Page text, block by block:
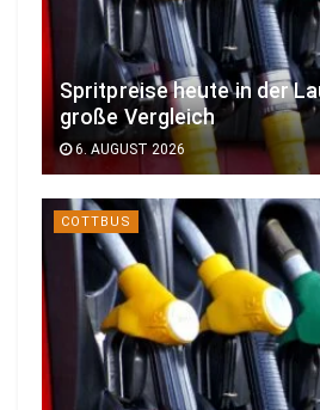
Spritpreise heute in der
große Vergleich
6. AUGUST 2026
COTTBUS